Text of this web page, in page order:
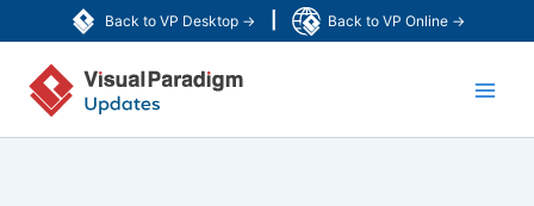
Back to VP Desktop → Back to VP Online →
al
contenido